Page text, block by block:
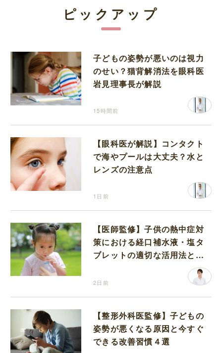
ピックアップ
子どもの姿勢が悪いのは視力
のせい？猫背解消法を眼科医
岩見理事長が解説
15時間前
【眼科医が解説】コンタクト
で海やプールは大丈夫？水と
レンズの注意点
1日前
【医師監修】子供の熱中症対
策における経口補水液・塩タ
ブレットの適切な活用法と水
2日前
【整形外科医監修】子どもの
姿勢が悪くなる原因と今すぐ
できる改善習慣４選